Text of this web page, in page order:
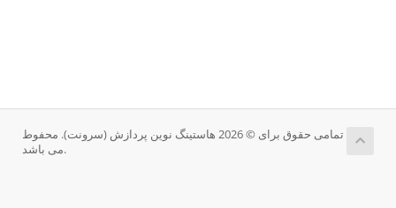
تمامی حقوق برای © 2026 هاستینگ نوین پردازش (سرونت). محفوط
می باشد.